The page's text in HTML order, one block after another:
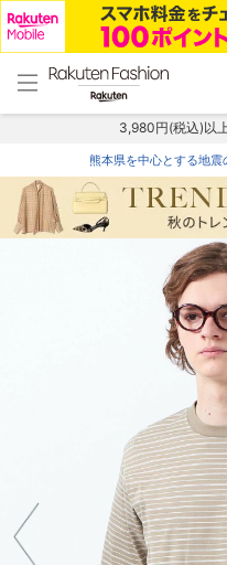
menu home
トップ
3,980円(税込)以
熊本県を中心とする地